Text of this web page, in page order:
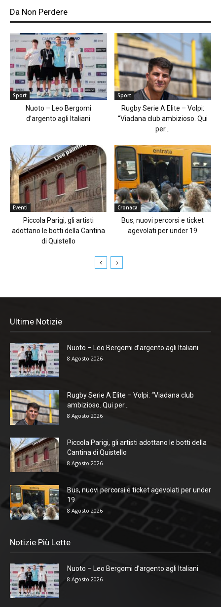
Da Non Perdere
Sport
Nuoto – Leo Bergomi
d’argento agli Italiani
Sport
Rugby Serie A Elite – Volpi:
“Viadana club ambizioso. Qui
per...
Eventi
Piccola Parigi, gli artisti
adottano le botti della Cantina
di Quistello
Cronaca
Bus, nuovi percorsi e ticket
agevolati per under 19
Ultime Notizie
Nuoto – Leo Bergomi d’argento agli Italiani
8 Agosto 2026
Rugby Serie A Elite – Volpi: “Viadana club
ambizioso. Qui per...
8 Agosto 2026
Piccola Parigi, gli artisti adottano le botti della
Cantina di Quistello
8 Agosto 2026
Bus, nuovi percorsi e ticket agevolati per under
19
8 Agosto 2026
Notizie Più Lette
Nuoto – Leo Bergomi d’argento agli Italiani
8 Agosto 2026